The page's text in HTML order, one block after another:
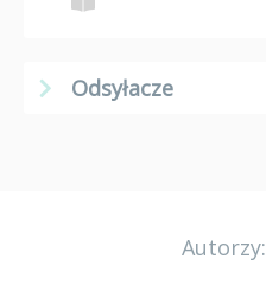
Odsyłacze
Autorzy: